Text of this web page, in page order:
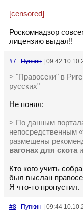
[censored]
Роскомнадзор
лицензию выдал!!
#7 Пупкин | 09:42
> "Правосеки" в
русских"
Не понял:
> По данным
непосредственным
размещены
вагонах для скота
Кто кого учить
был выслан
Я что-то пропустил.
#8 Пупкин | 09:44